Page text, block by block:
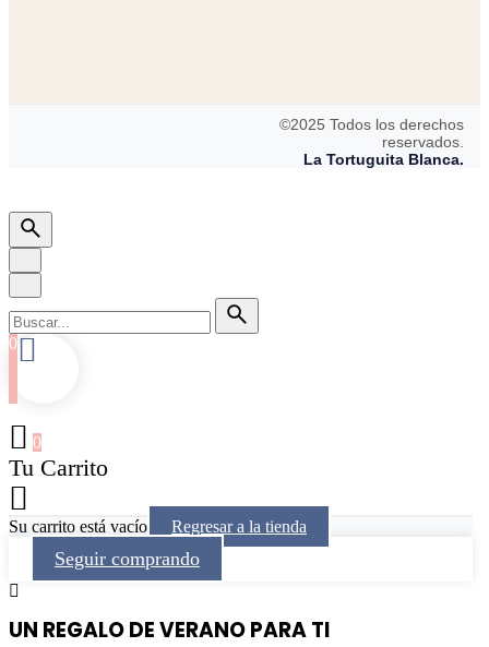
©2025 Todos los derechos
reservados.
La Tortuguita Blanca.
0
0
Tu Carrito
Su carrito está vacío Regresar a la tienda
Seguir comprando
UN REGALO DE VERANO PARA TI